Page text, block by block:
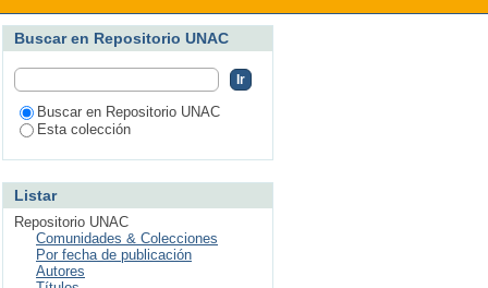
Buscar en Repositorio UNAC
Buscar en Repositorio UNAC
Esta colección
Listar
Repositorio UNAC
Comunidades & Colecciones
Por fecha de publicación
Autores